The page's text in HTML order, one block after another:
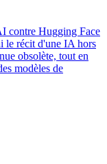
contre Hugging Face
le récit d'une IA hors
obsolète, tout en
modèles de